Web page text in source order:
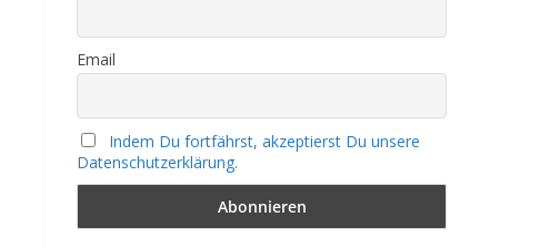
Email
Indem Du fortfährst, akzeptierst Du unsere
Datenschutzerklärung.